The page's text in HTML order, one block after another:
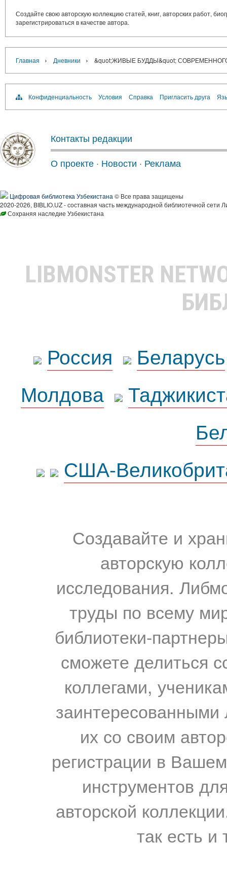
Создайте свою авторскую коллекцию статей, книг, авторских работ,
зарегистрироваться в качестве автора.
Главная › Дневники › &quot;ЖИВЫЕ БУДДЫ&quot;
Конфиденциальность Условия Справка Пригласить друга
Контакты редакции
О проекте · Новости · Реклама
Цифровая библиотека Узбекистана © Все права защищены
2020-2026, BIBLIO.UZ - составная часть международной библиотечной сети
Сохраняя наследие Узбекистана
LIBMONSTER
Россия
Беларусь
Молдова
США-
Создавайте и
авторскую
исследования.
труды по всему
библиотеки-
сможете делиться
коллегами,
их со своим
регистрации в
инструментов
авторской
так есть и